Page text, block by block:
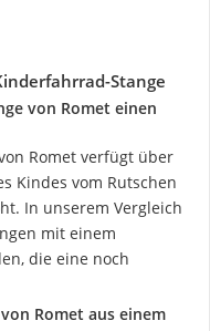
Stange
von Romet einen
Romet verfügt über
Kindes vom Rutschen
In unserem Vergleich
mit einem
die eine noch
Romet aus einem